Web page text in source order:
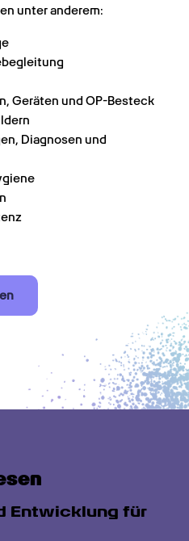
unter anderem:
Geräten und OP-Besteck
Diagnosen und
Entwicklung für